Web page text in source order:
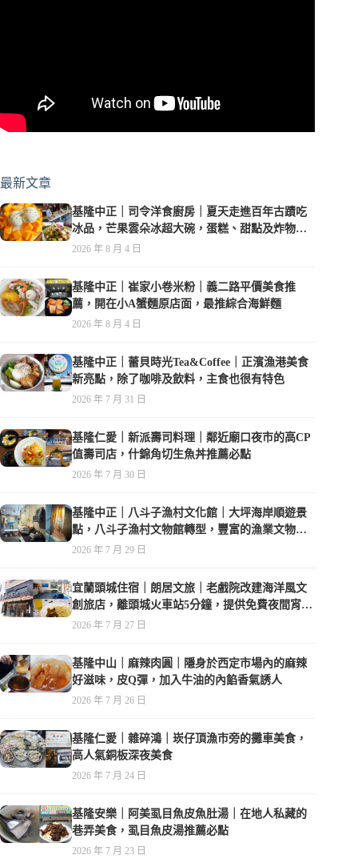
最新文章
基隆中正｜司令洋食廚房｜夏天走進百年古蹟吃
冰品，芒果雲朵冰超大碗，蛋糕、甜點及炸物都
在水準之上
2026 年 8 月 4 日
基隆中正｜崔家小卷米粉｜義二路平價美食推
薦，開在小A蟹麵原店面，最推綜合海鮮麵
2026 年 8 月 4 日
基隆中正｜蕾貝時光Tea&Coffee｜正濱漁港美食
新亮點，除了咖啡及飲料，主食也很有特色
2026 年 7 月 31 日
基隆仁愛｜新派壽司料理｜鄰近廟口夜市的高CP
值壽司店，什錦角切生魚丼推薦必點
2026 年 7 月 30 日
基隆中正｜八斗子漁村文化館｜大坪海岸順遊景
點，八斗子漁村文物館轉型，豐富的漁業文物，
值得走訪
2026 年 7 月 29 日
宜蘭頭城住宿｜朗居文旅｜老戲院改建海洋風文
創旅店，離頭城火車站5分鐘，提供免費夜間宵
夜，親子遊戲空間
2026 年 7 月 27 日
基隆中山｜麻辣肉圓｜隱身於西定市場內的麻辣
好滋味，皮Q彈，加入牛油的內餡香氣誘人
2026 年 7 月 26 日
基隆仁愛｜雜碎鴻｜崁仔頂漁市旁的攤車美食，
高人氣銅板深夜美食
2026 年 7 月 24 日
基隆安樂｜阿美虱目魚皮魚肚湯｜在地人私藏的
巷弄美食，虱目魚皮湯推薦必點
2026 年 7 月 23 日